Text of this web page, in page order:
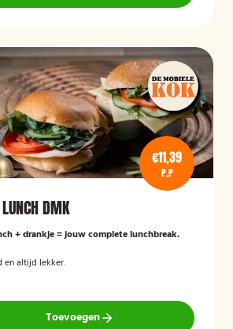
€11,39
P.P
DMK
+ drankje = jouw complete lunchbreak.
en altijd lekker.
Toevoegen